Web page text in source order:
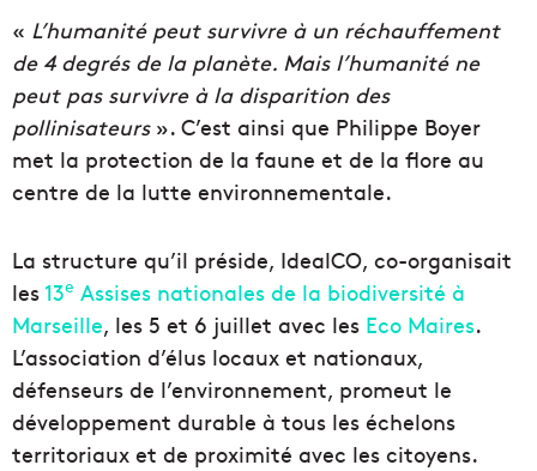
« L’humanité peut survivre à un réchauffement
de 4 degrés de la planète. Mais l’humanité ne
peut pas survivre à la disparition des
pollinisateurs». C’est ainsi que Philippe Boyer
met la protection de la faune et de la flore au
centre de la lutte environnementale.
La structure qu’il préside, IdealCO, co-organisait
les13e Assises nationales de la biodiversité à
Marseille, les 5 et 6 juillet avec les Eco Maires.
L’association d’élus locaux et nationaux,
défenseurs de l’environnement, promeut le
développement durable à tous les échelons
territoriaux et de proximité avec les citoyens.